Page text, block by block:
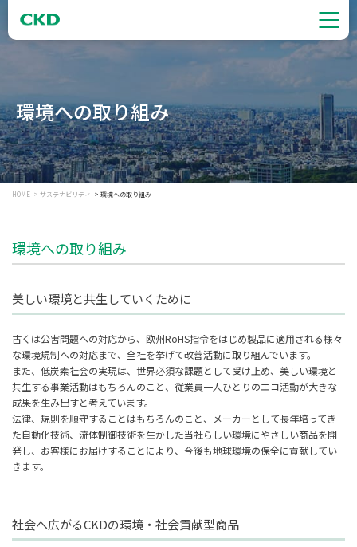
環境への取り組み
HOME サステナビリティ 環境への取り組み
環境への取り組み
美しい環境と共生していくために
古くは公害問題への対応から、欧州RoHS指令をはじめ製品に適用される様々
な環境規制への対応まで、全社を挙げて改善活動に取り組んでいます。
また、低炭素社会の実現は、世界必須な課題として受け止め、美しい環境と
共生する事業活動はもちろんのこと、従業員一人ひとりのエコ活動が大きな
成果を生み出すと考えています。
法律、規則を順守することはもちろんのこと、メーカーとして長年培ってき
た自動化技術、流体制御技術を生かした当社らしい環境にやさしい商品を開
発し、お客様にお届けすることにより、今後も地球環境の保全に貢献してい
きます。
社会へ広がるCKDの環境・社会貢献型商品